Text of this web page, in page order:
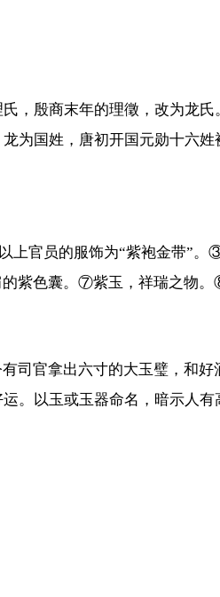
，殷商末年的理徵，改为龙
国姓，唐初开国元勋十六姓
官员的服饰为“紫袍金带”。
紫色囊。⑦紫玉，祥瑞之物
司官拿出六寸的大玉璧，和
。以玉或玉器命名，暗示人有